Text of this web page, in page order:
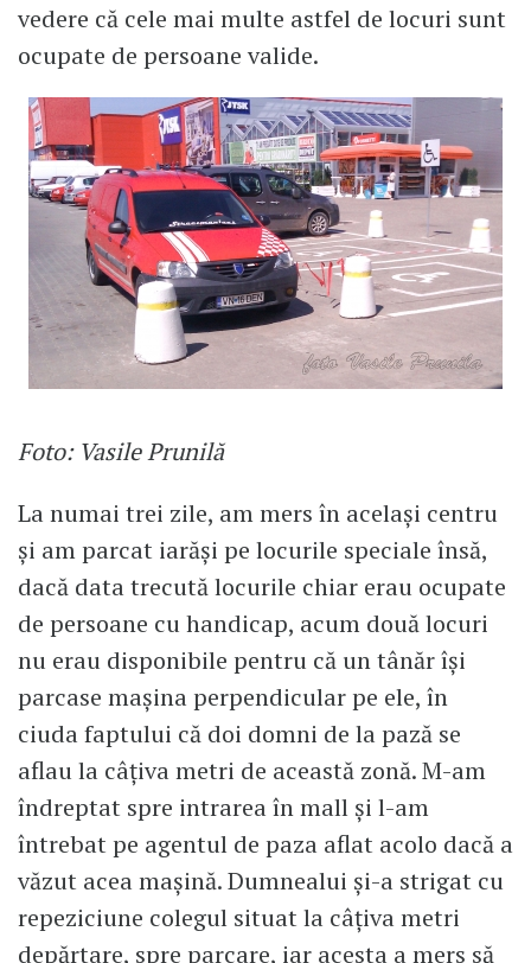
vedere că cele mai multe astfel de locuri sunt
ocupate de persoane valide.
Foto: Vasile Prunilă
La numai trei zile, am mers în același centru
și am parcat iarăși pe locurile speciale însă,
dacă data trecută locurile chiar erau ocupate
de persoane cu handicap, acum două locuri
nu erau disponibile pentru că un tânăr își
parcase mașina perpendicular pe ele, în
ciuda faptului că doi domni de la pază se
aflau la câțiva metri de această zonă. M-am
îndreptat spre intrarea în mall și l-am
întrebat pe agentul de paza aflat acolo dacă a
văzut acea mașină. Dumnealui și-a strigat cu
repeziciune colegul situat la câțiva metri
depărtare, spre parcare, iar acesta a mers să